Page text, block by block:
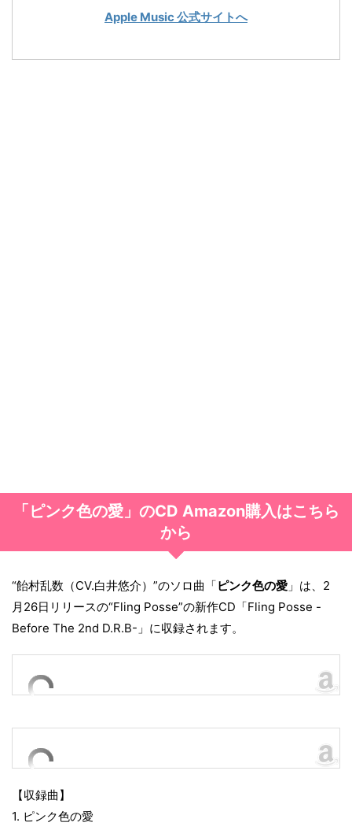
Apple Music 公式サイトへ
「ピンク色の愛」のCD Amazon購入はこちら
から
“飴村乱数（CV.白井悠介）”のソロ曲「ピンク色の愛 」は、2
月26日リリースの“Fling Posse”の新作CD「Fling Posse -
Before The 2nd D.R.B-」に収録されます。
【収録曲】
1. ピンク色の愛